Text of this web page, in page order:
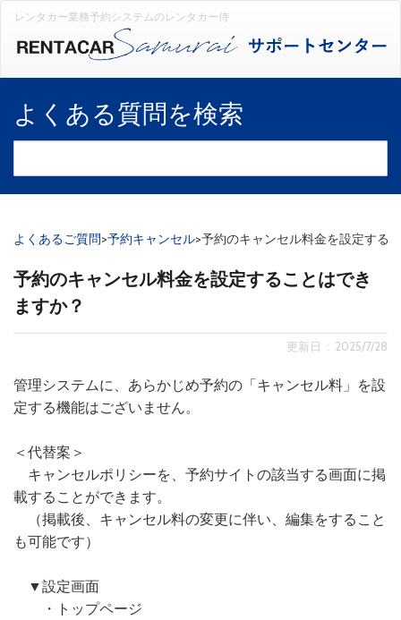
レンタカー業務予約システムのレンタカー侍
よくある質問を検索
よくあるご質問>予約キャンセル>予約のキャンセル料金を設定する
予約のキャンセル料金を設定することはでき
ますか？
更新日 : 2025/7/28
管理システムに、あらかじめ予約の「キャンセル料」を設
定する機能はございません。
＜代替案＞
キャンセルポリシーを、予約サイトの該当する画面に掲
載することができます。
（掲載後、キャンセル料の変更に伴い、編集をすること
も可能です）
▼設定画面
・トップページ